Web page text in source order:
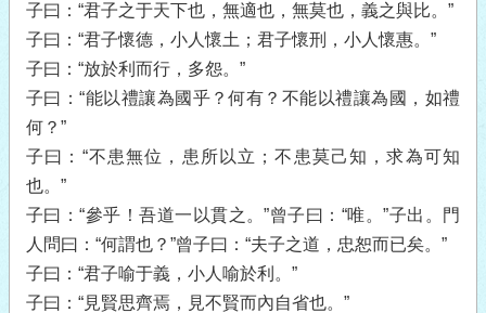
子曰：“君子之于天下也，無適也，無莫也，義之與比。”
子曰：“君子懷德，小人懷土；君子懷刑，小人懷惠。”
子曰：“放於利而行，多怨。”
子曰：“能以禮讓為國乎？何有？不能以禮讓為國，如禮
何？”
子曰：“不患無位，患所以立；不患莫己知，求為可知
也。”
子曰：“參乎！吾道一以貫之。”曾子曰：“唯。”子出。門
人問曰：“何謂也？”曾子曰：“夫子之道，忠恕而已矣。”
子曰：“君子喻于義，小人喻於利。”
子曰：“見賢思齊焉，見不賢而內自省也。”